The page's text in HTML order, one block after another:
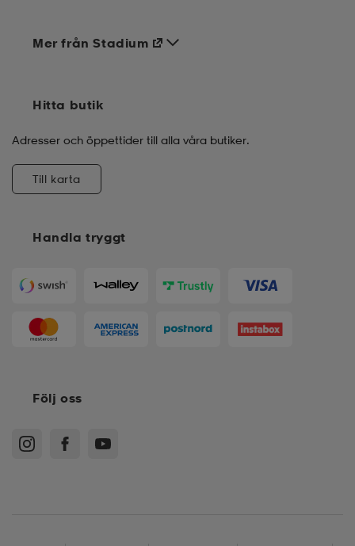
Handla tryggt
Mer från Stadium
Hitta butik
Adresser och öppettider till alla våra butiker.
Till karta
Följ oss